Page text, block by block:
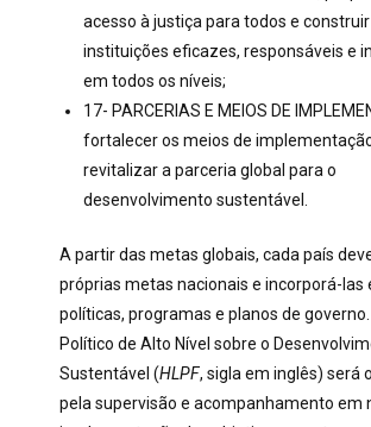
acesso à justiça para todos e construir
instituições eficazes, responsáveis e
em todos os níveis;
17- PARCERIAS E MEIOS DE
fortalecer os meios de
revitalizar a parceria global para o
desenvolvimento sustentável.
A partir das metas globais, cada país
próprias metas nacionais e incorporá-las
políticas, programas e planos de governo.
Político de Alto Nível sobre o
Sustentável (HLPF, sigla em inglês) será
pela supervisão e acompanhamento em